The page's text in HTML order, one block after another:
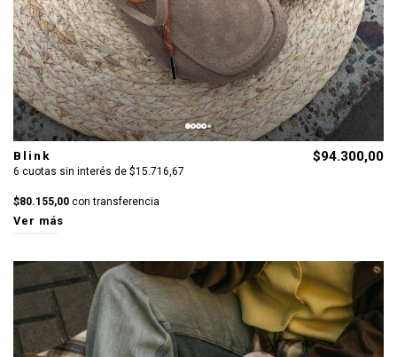
Blink
6 cuotas sin interés de $15.716,67
$80.155,00 con transferencia
$94.300,00
Ver más